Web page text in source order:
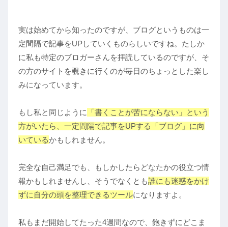
実は始めてから知ったのですが、ブログというものは一
定間隔で記事をUPしていくものらしいですね。たしか
に私も特定のブロガーさんを拝読しているのですが、そ
の方のサイトを覗きに行くのが毎日のちょっとした楽し
みになっています。
もし私と同じように
「書くことが苦にならない」という
方がいたら、一定間隔で記事をUPする
「ブログ」に向
いているかもしれません。
完全な自己満足でも、もしかしたらどなたかの役立つ情
報かもしれませんし、そうでなくとも誰にも迷惑をかけ
ずに自分の頭を整理できるツールになりますよ。
私もまだ開始してたった4週間なので、飽きずにどこま